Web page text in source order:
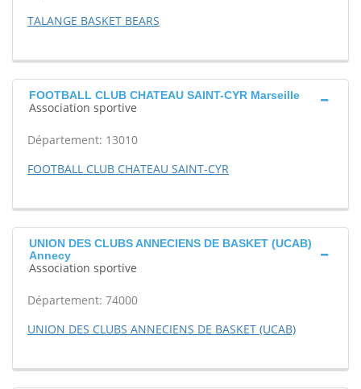
TALANGE BASKET BEARS
FOOTBALL CLUB CHATEAU SAINT-CYR Marseille
Association sportive
Département: 13010
FOOTBALL CLUB CHATEAU SAINT-CYR
UNION DES CLUBS ANNECIENS DE BASKET (UCAB)
Annecy
Association sportive
Département: 74000
UNION DES CLUBS ANNECIENS DE BASKET (UCAB)